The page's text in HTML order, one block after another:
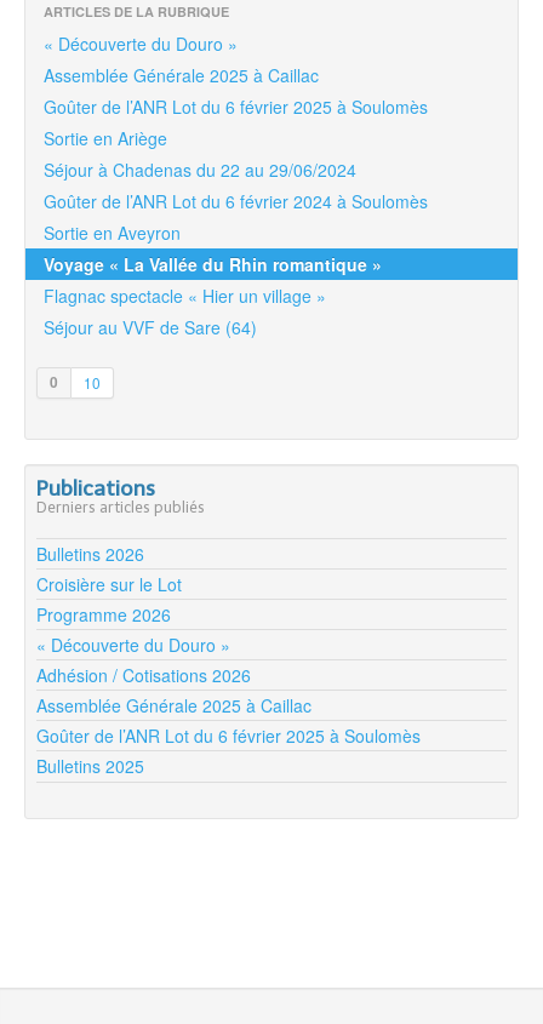
ARTICLES DE LA RUBRIQUE
« Découverte du Douro »
Assemblée Générale 2025 à Caillac
Goûter de l’ANR Lot du 6 février 2025 à Soulomès
Sortie en Ariège
Séjour à Chadenas du 22 au 29/06/2024
Goûter de l’ANR Lot du 6 février 2024 à Soulomès
Sortie en Aveyron
Voyage « La Vallée du Rhin romantique »
Flagnac spectacle « Hier un village »
Séjour au VVF de Sare (64)
0 10
Publications
Derniers articles publiés
Bulletins 2026
Croisière sur le Lot
Programme 2026
« Découverte du Douro »
Adhésion / Cotisations 2026
Assemblée Générale 2025 à Caillac
Goûter de l’ANR Lot du 6 février 2025 à Soulomès
Bulletins 2025